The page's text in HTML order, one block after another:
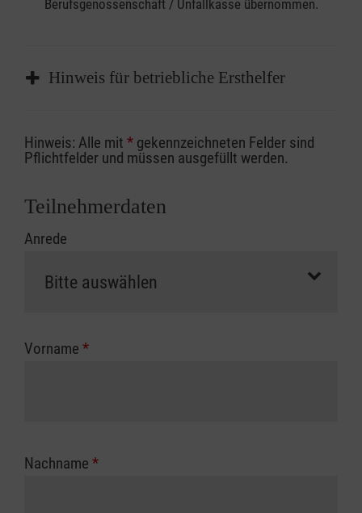
Berufsgenossenschaft / Unfallkasse übernommen.
Hinweis für betriebliche Ersthelfer
Sofern Sie ein Kostenübernahmeverfahren
Ihrer Berufsgenossenschaft / Unfallkasse
Abrechnungsunterlagen spätestens zu
erfolgt eine Abrechnung der vollen Kursgebühr
Die notwendigen Formulare für die
zuständigen Berufsgenossenschaft oder
Hinweis: Alle mit * gekennzeichneten Felder sind
Pflichtfelder und müssen ausgefüllt werden.
Teilnehmerdaten
Anrede
Vorname *
Nachname *